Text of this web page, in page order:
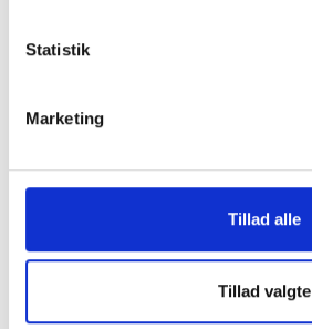
Statistik
Marketing
Tillad alle
Tillad valgte
Kvadratisk kantinebord
Bordplade: Grå laminat
Størrelse: (BxD) 600 x 600 mm
Design: Anders Ekgren